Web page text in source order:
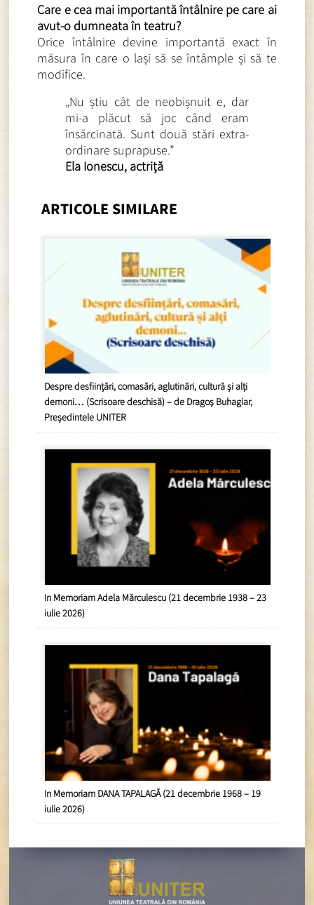
Care e cea mai importantă întâlnire pe care ai
avut-o dumneata în teatru?
Orice întâlnire devine importantă exact în
măsura în care o lași să se întâmple și să te
modifice.
„Nu știu cât de neobișnuit e, dar
mi-a plăcut să joc când eram
însărcinată. Sunt două stări extra-
ordinare suprapuse.”
Ela Ionescu, actriță
ARTICOLE SIMILARE
Despre desființări, comasări, aglutinări, cultură și alți
demoni… (Scrisoare deschisă) – de Dragoș Buhagiar,
Președintele UNITER
In Memoriam Adela Mărculescu (21 decembrie 1938 – 23
iulie 2026)
In Memoriam DANA TAPALAGĂ (21 decembrie 1968 – 19
iulie 2026)